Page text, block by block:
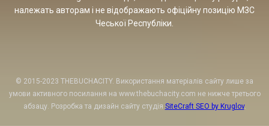
належать авторам і не відображають офіційну позицію МЗС
Чеської Республіки.
© 2015-2023 THEBUCHACITY. Використання матеріалів сайту лише за
умови активного посилання на www.thebuchacity.com не нижче третього
абзацу. Розробка та дизайн сайту студія SiteCraft SEO by Kruglov.